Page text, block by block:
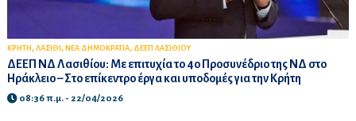
ΚΡΗΤΗ , ΛΑΣΙΘΙ , ΝΕΑ ΔΗΜΟΚΡΑΤΙΑ, ΔΕΕΠ ΛΑΣΙΘΙΟΥ
ΔΕΕΠ ΝΔ Λασιθίου: Με επιτυχία το 4ο Προσυνέδριο της ΝΔ στο
Ηράκλειο – Στο επίκεντρο έργα και υποδομές για την Κρήτη
08:36 π.μ. - 22/04/2026